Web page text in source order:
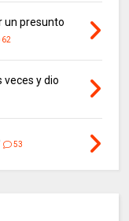
un presunto
62
veces y dio
53